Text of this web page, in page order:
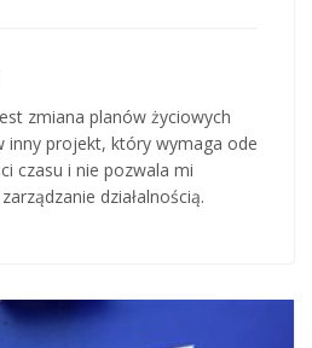
zmiana planów życiowych
inny projekt, który wymaga ode
czasu i nie pozwala mi
działalnością.